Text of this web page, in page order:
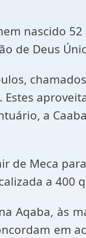
nascido
de Deus
Estes
a
de Meca
a 400
Aqaba, às
em